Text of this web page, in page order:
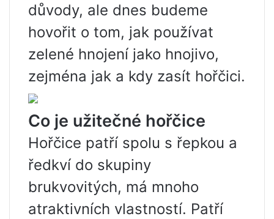
důvody, ale dnes budeme
hovořit o tom, jak používat
zelené hnojení jako hnojivo,
zejména jak a kdy zasít hořčici.
Co je užitečné hořčice
Hořčice patří spolu s řepkou a
ředkví do skupiny
brukvovitých, má mnoho
atraktivních vlastností. Patří